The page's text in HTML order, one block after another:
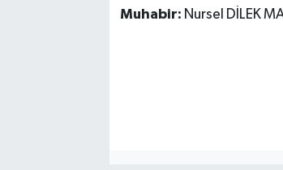
Muhabir: Nursel DİLEK